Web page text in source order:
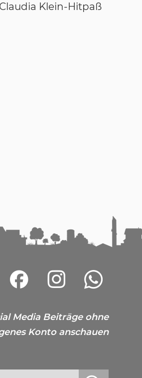
Klein-Hitpaß
Media Beiträge ohne
Konto anschauen